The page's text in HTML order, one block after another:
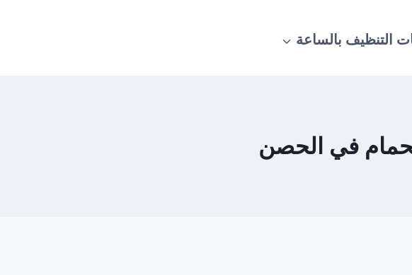
التنظيف بالساعة
في الحصن